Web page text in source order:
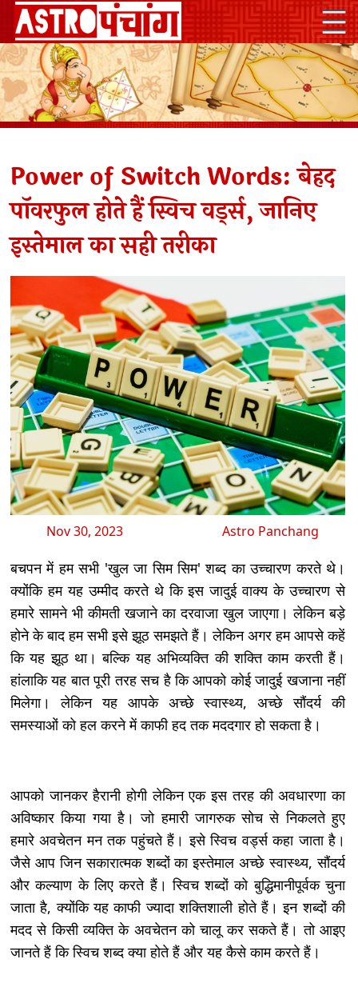
Power of Switch Words: बेहद
पॉवरफुल होते हैं स्विच वर्ड्स, जानिए
इस्तेमाल का सही तरीका
Nov 30, 2023 Astro Panchang
बचपन में हम सभी 'खुल जा सिम सिम' शब्द का उच्चारण करते थे।
क्योंकि हम यह उम्मीद करते थे कि इस जादुई वाक्य के उच्चारण से
हमारे सामने भी कीमती खजाने का दरवाजा खुल जाएगा। लेकिन बड़े
होने के बाद हम सभी इसे झूठ समझते हैं। लेकिन अगर हम आपसे कहें
कि यह झूठ था। बल्कि यह अभिव्यक्ति की शक्ति काम करती हैं।
हांलाकि यह बात पूरी तरह सच है कि आपको कोई जादुई खजाना नहीं
मिलेगा। लेकिन यह आपके अच्छे स्वास्थ्य, अच्छे सौंदर्य की
समस्याओं को हल करने में काफी हद तक मददगार हो सकता है।
आपको जानकर हैरानी होगी लेकिन एक इस तरह की अवधारणा का
अविष्कार किया गया है। जो हमारी जागरुक सोच से निकलते हुए
हमारे अवचेतन मन तक पहुंचते हैं। इसे स्विच वर्ड्स कहा जाता है।
जैसे आप जिन सकारात्मक शब्दों का इस्तेमाल अच्छे स्वास्थ्य, सौंदर्य
और कल्याण के लिए करते हैं। स्विच शब्दों को बुद्धिमानीपूर्वक चुना
जाता है, क्योंकि यह काफी ज्यादा शक्तिशाली होते हैं। इन शब्दों की
मदद से किसी व्यक्ति के अवचेतन को चालू कर सकते हैं। तो आइए
जानते हैं कि स्विच शब्द क्या होते हैं और यह कैसे काम करते हैं।